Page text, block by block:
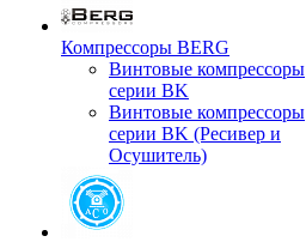
Компрессоры BERG
Винтовые компрессоры
серии BK
Винтовые компрессоры
серии BK (Ресивер и
Осушитель)